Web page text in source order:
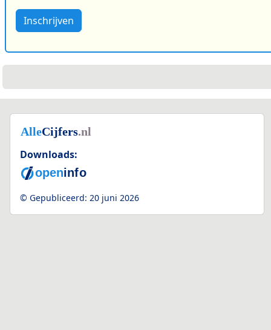
Inschrijven
Downloads:
© Gepubliceerd: 20 juni 2026